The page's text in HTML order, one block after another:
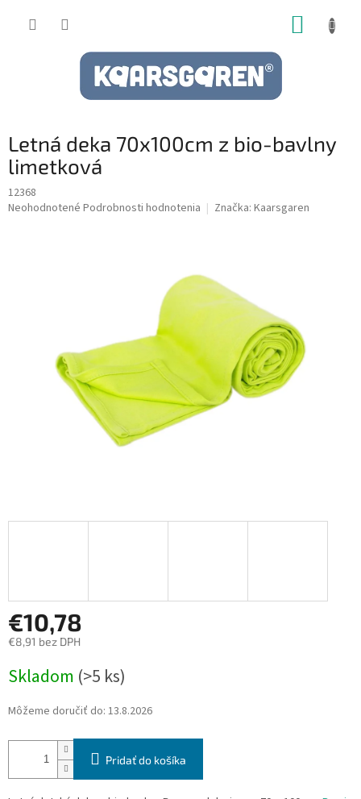
Letná deka 70x100cm z bio-bavlny
limetková
12368
Priemerné
Neohodnotené Podrobnosti hodnotenia Značka: Kaarsgaren
€10,78
€8,91 bez DPH
cena:
Skladom (>5 ks)
Môžeme doručiť do: 13.8.2026
Pridať do košíka